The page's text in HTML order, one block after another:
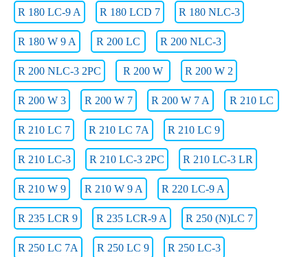
R 180 LC-9 A R 180 LCD 7 R 180 NLC-3
R 180 W 9 A R 200 LC R 200 NLC-3
R 200 NLC-3 2PC R 200 W R 200 W 2
R 200 W 3 R 200 W 7 R 200 W 7 A R 210 LC
R 210 LC 7 R 210 LC 7A R 210 LC 9
R 210 LC-3 R 210 LC-3 2PC R 210 LC-3 LR
R 210 W 9 R 210 W 9 A R 220 LC-9 A
R 235 LCR 9 R 235 LCR-9 A R 250 (N)LC 7
R 250 LC 7A R 250 LC 9 R 250 LC-3